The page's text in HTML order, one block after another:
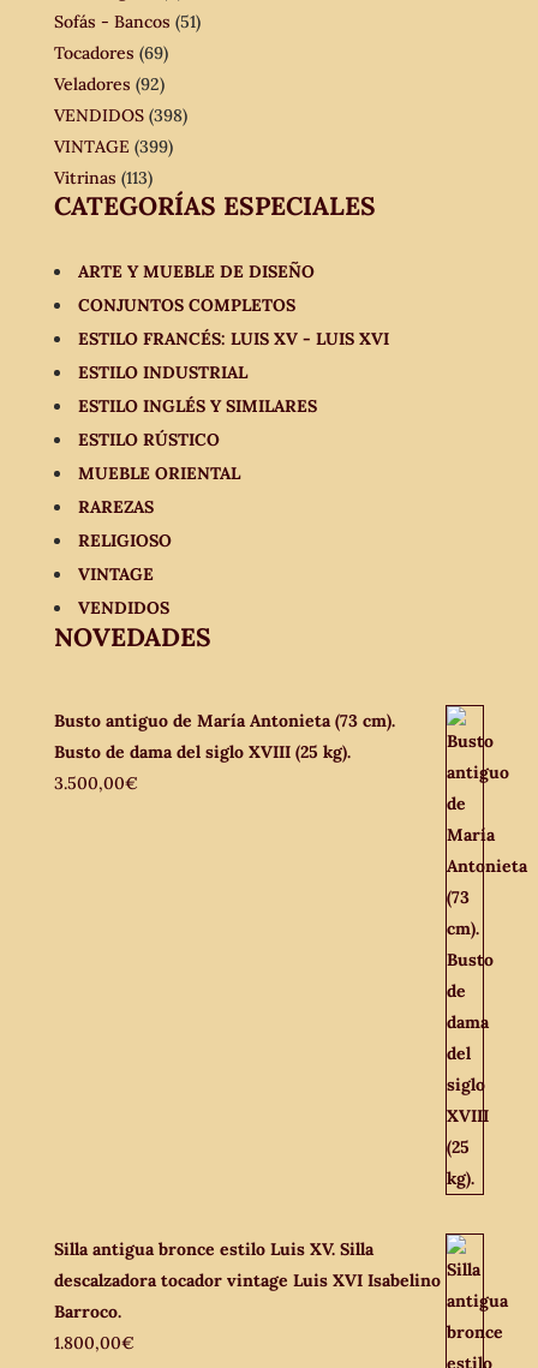
Sofás - Bancos (51)
Tocadores (69)
Veladores (92)
VENDIDOS (398)
VINTAGE (399)
Vitrinas (113)
CATEGORÍAS ESPECIALES
ARTE Y MUEBLE DE DISEÑO
CONJUNTOS COMPLETOS
ESTILO FRANCÉS: LUIS XV - LUIS XVI
ESTILO INDUSTRIAL
ESTILO INGLÉS Y SIMILARES
ESTILO RÚSTICO
MUEBLE ORIENTAL
RAREZAS
RELIGIOSO
VINTAGE
VENDIDOS
NOVEDADES
Busto antiguo de María Antonieta (73 cm).
Busto de dama del siglo XVIII (25 kg).
3.500,00€
Silla antigua bronce estilo Luis XV. Silla
descalzadora tocador vintage Luis XVI Isabelino
Barroco.
1.800,00€